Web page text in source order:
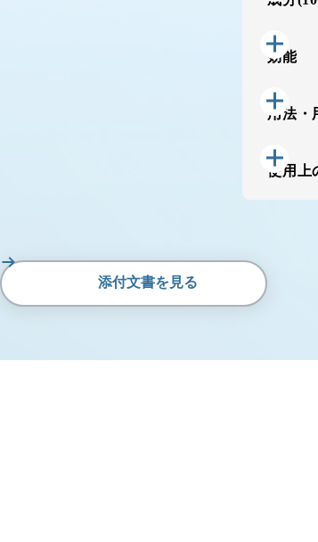
効能
用法・
使用上
添付文書を見る
PDFを開く